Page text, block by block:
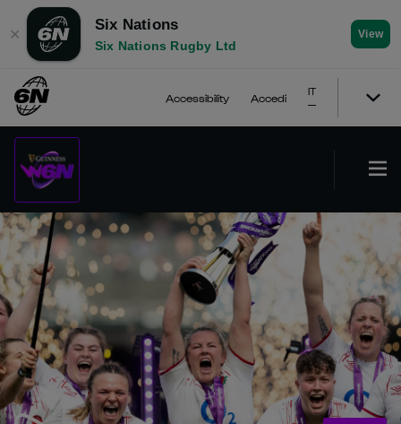
✕
Six Nations
Six Nations Rugby Ltd
View
Accessibility Accedi
IT